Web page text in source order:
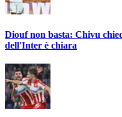
Diouf non basta: Chivu
dell'Inter è chiara